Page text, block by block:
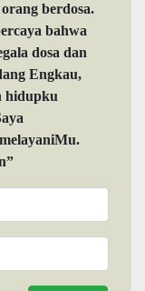
berdosa.
bahwa
dosa dan
Engkau,
hidupku